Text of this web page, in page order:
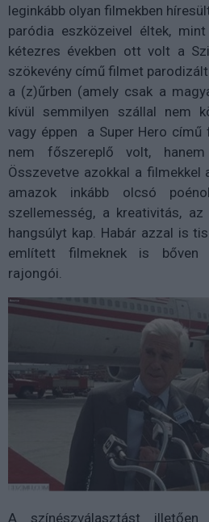
leginkább olyan filmekben
paródia eszközeivel éltek,
kétezres években ott volt a
szökevény című filmet
a (z)űrben (amely csak a
kívül semmilyen szállal nem
vagy éppen a Super Hero című
nem főszereplő volt, hanem
Összevetve azokkal a filmekkel
amazok inkább olcsó
szellemesség, a kreativitás,
hangsúlyt kap. Habár azzal is
említett filmeknek is bőven
rajongói.
A színészválasztást illetően